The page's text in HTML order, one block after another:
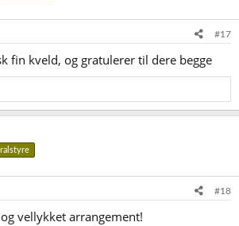
#17
fin kveld, og gratulerer til dere begge
#18
vellykket arrangement!